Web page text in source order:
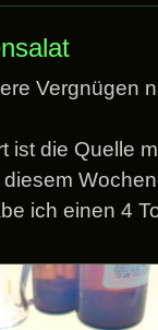
Vergnügen
ist die Quelle
ich einen 4